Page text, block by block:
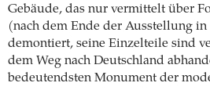
Gebäude, das nur vermittelt über
(nach dem Ende der Ausstellung in
demontiert, seine Einzelteile sind
dem Weg nach Deutschland
bedeutendsten Monument der